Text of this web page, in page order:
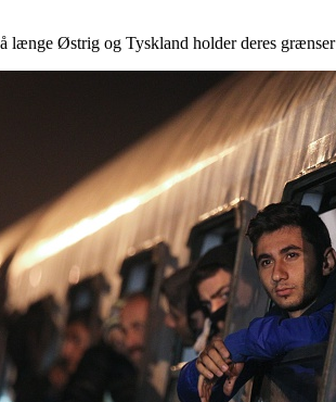
længe Østrig og Tyskland holder deres grænser